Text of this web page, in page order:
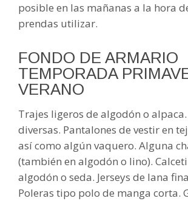
posible en las mañanas a la hora
prendas utilizar.
FONDO DE ARMARIO
TEMPORADA
VERANO
Trajes ligeros de algodón o
diversas. Pantalones de vestir en
así como algún vaquero. Alguna
(también en algodón o lino).
algodón o seda. Jerseys de lana
Poleras tipo polo de manga corta.